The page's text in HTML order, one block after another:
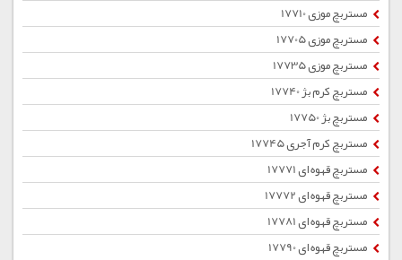
مستربچ موزی 17710
مستربچ موزی 17705
مستربچ موزی 17735
مستربچ کرم بژ 17740
مستربچ بژ 17750
مستربچ کرم آجری 17745
مستربچ قهوه ای 17771
مستربچ قهوه ای 17772
مستربچ قهوه ای 17781
مستربچ قهوه ای 17790